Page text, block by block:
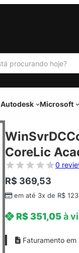
Autodesk Microsoft
CoreLic
0
R$ 369,53
em até 3x de R$
R$351,05à
Faturamento